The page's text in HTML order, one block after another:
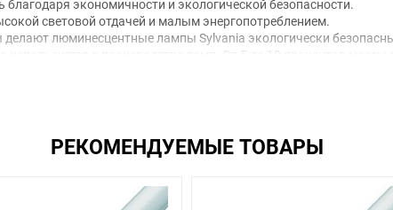
экономичности и экологической безопасности.
световой отдачей и малым энергопотреблением.
люминесцентные лампы Sylvania экологически
используется в производстве ламп. От 5 до 10 процентов
и тем самым делать люминесцентные лампы наиболее
схемах включения, так и с электронными
РЕКОМЕНДУЕМЫЕ ТОВАРЫ